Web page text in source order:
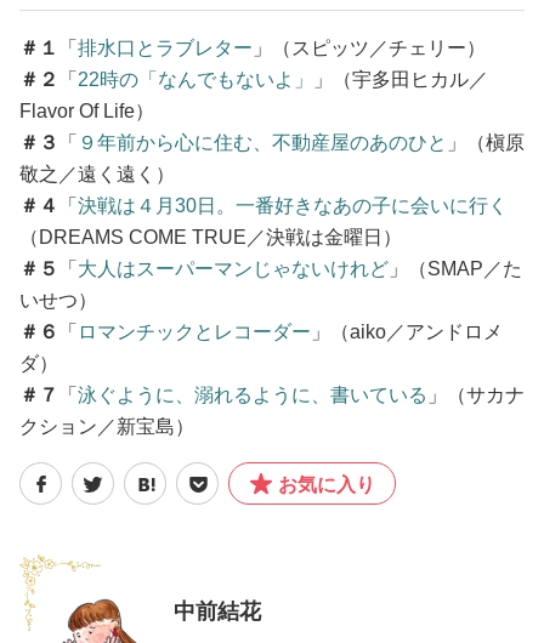
＃１ 「 排水口とラブレター 」（スピッツ／チェリー）
＃２
「 22時の「なんでもないよ」
」（宇多田ヒカル／
Flavor Of Life）
＃３
「 ９年前から心に住む、不動産屋のあのひと 」（槇原
敬之／遠く遠く）
＃４
「 決戦は４月30日。一番好きなあの子に会いに行く
（DREAMS COME TRUE／決戦は金曜日）
＃５
「 大人はスーパーマンじゃないけれど 」（SMAP／た
いせつ）
＃６
「 ロマンチックとレコーダー 」（aiko／アンドロメ
ダ）
＃７
「 泳ぐように、溺れるように、書いている 」（サカナ
クション／新宝島）
お気に入り
中前結花